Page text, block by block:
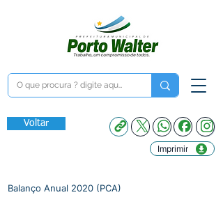
Voltar
Imprimir
Balanço Anual 2020 (PCA)